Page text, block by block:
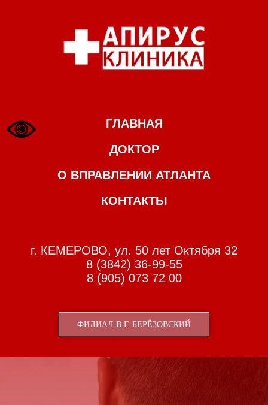
ГЛАВНАЯ
ДОКТОР
О ВПРАВЛЕНИИ АТЛАНТА
КОНТАКТЫ
г. КЕМЕРОВО, ул. 50 лет Октября 32
8 (3842) 36-99-55
8 (905) 073 72 00
ФИЛИАЛ В Г. БЕРЁЗОВСКИЙ